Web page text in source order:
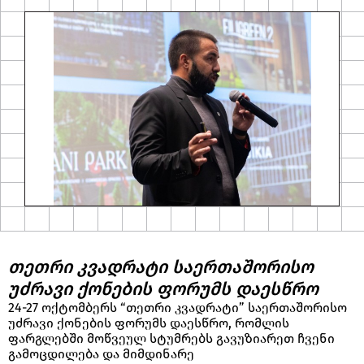
თეთრი კვადრატი საერთაშორისო
უძრავი ქონების ფორუმს დაესწრო
24-27 ოქტომბერს “თეთრი კვადრატი” საერთაშორისო
უძრავი ქონების ფორუმს დაესწრო, რომლის
ფარგლებში მოწვეულ სტუმრებს გავუზიარეთ ჩვენი
გამოცდილება და მიმდინარე